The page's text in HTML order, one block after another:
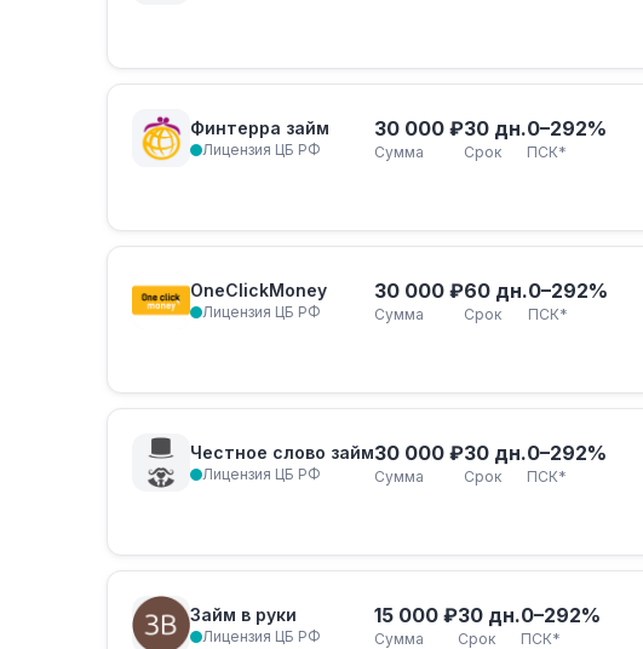
Финтерра займ
Лицензия ЦБ РФ
30 000 ₽
Сумма
30 дн.
Срок
0–292%
ПСК*
OneClickMoney
Лицензия ЦБ РФ
30 000 ₽
Сумма
60 дн.
Срок
0–292%
ПСК*
Честное слово займ
Лицензия ЦБ РФ
30 000 ₽
Сумма
30 дн.
Срок
0–292%
ПСК*
Займ в руки
Лицензия ЦБ РФ
15 000 ₽
Сумма
30 дн.
Срок
0–292%
ПСК*